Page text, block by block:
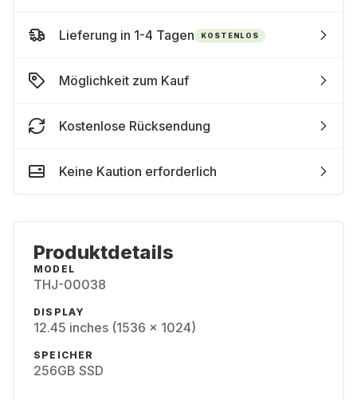
Lieferung in 1-4 Tagen KOSTENLOS
Möglichkeit zum Kauf
Kostenlose Rücksendung
Keine Kaution erforderlich
Produktdetails
MODEL
THJ-00038
DISPLAY
12.45 inches (1536 x 1024)
SPEICHER
256GB SSD